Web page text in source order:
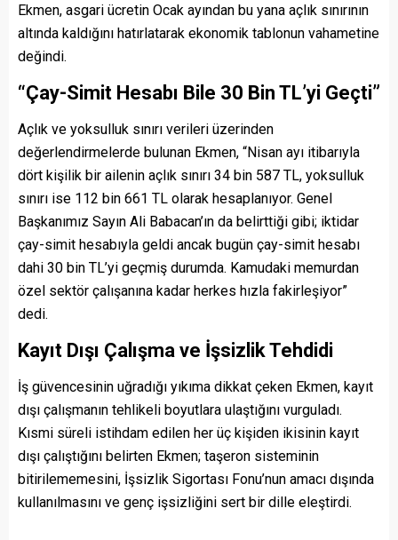
Ekmen, asgari ücretin Ocak ayından bu yana açlık sınırının
altında kaldığını hatırlatarak ekonomik tablonun vahametine
değindi.
“Çay-Simit Hesabı Bile 30 Bin TL’yi Geçti”
Açlık ve yoksulluk sınırı verileri üzerinden
değerlendirmelerde bulunan Ekmen, “Nisan ayı itibarıyla
dört kişilik bir ailenin açlık sınırı 34 bin 587 TL, yoksulluk
sınırı ise 112 bin 661 TL olarak hesaplanıyor. Genel
Başkanımız Sayın Ali Babacan’ın da belirttiği gibi; iktidar
çay-simit hesabıyla geldi ancak bugün çay-simit hesabı
dahi 30 bin TL’yi geçmiş durumda. Kamudaki memurdan
özel sektör çalışanına kadar herkes hızla fakirleşiyor”
dedi.
Kayıt Dışı Çalışma ve İşsizlik Tehdidi
İş güvencesinin uğradığı yıkıma dikkat çeken Ekmen, kayıt
dışı çalışmanın tehlikeli boyutlara ulaştığını vurguladı.
Kısmi süreli istihdam edilen her üç kişiden ikisinin kayıt
dışı çalıştığını belirten Ekmen; taşeron sisteminin
bitirilememesini, İşsizlik Sigortası Fonu’nun amacı dışında
kullanılmasını ve genç işsizliğini sert bir dille eleştirdi.